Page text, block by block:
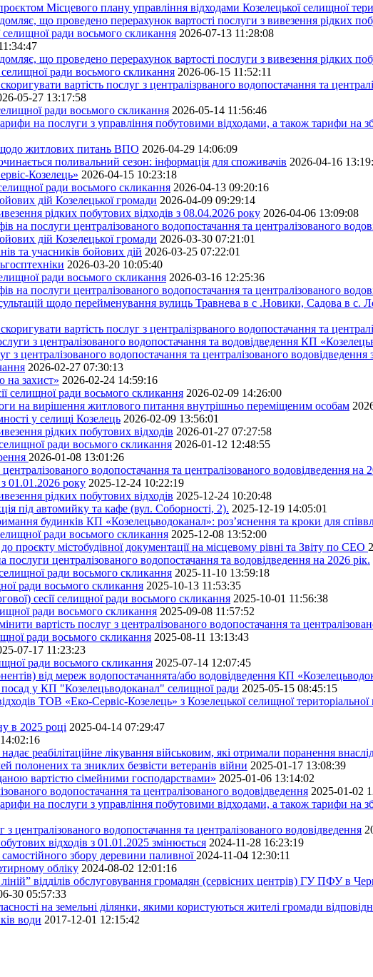
Місцевого плану управління відходами Козелецької селищної
що проведено перерахунок вартості послуги з вивезення рідких
селищної ради восьмого скликання 2026-07-13 11:28:08
що проведено перерахунок вартості послуги з вивезення рідких
селищної ради восьмого скликання 2026-06-15 11:52:11
вартість послуг з централізрваного водопостачання та
05-27 13:17:58
ради восьмого скликання 2026-05-14 11:56:46
на послуги з управління побутовими відходами, а також тарифи на
щодо житлових питань ВПО 2026-04-29 14:06:09
поливальний сезон: інформація для споживачів 2026-04-16
Козелець» 2026-04-15 10:23:18
ради восьмого скликання 2026-04-13 09:20:16
дій Козелецької громади 2026-04-09 09:29:14
рідких побутових відходів з 08.04.2026 року 2026-04-06 13:09:08
на послуги централізованого водопостачання та централізованого
дій Козелецької громади 2026-03-30 07:21:01
та учасників бойових дій 2026-03-25 07:22:01
2026-03-20 10:05:40
ради восьмого скликання 2026-03-16 12:25:36
на послуги централізованого водопостачання та централізованого
щодо перейменування вулиць Травнева в с .Новики, Садова в с.
вартість послуг з централізрваного водопостачання та
з централізованого водопостачання та водовідведення КП
з централізованого водопостачання та централізованого водовідведення
2026-02-27 07:30:13
захист» 2026-02-24 14:59:16
селищної ради восьмого скликання 2026-02-09 14:26:00
на вирішення житлового питання внутрішньо переміщеним особам
у селищі Козелець 2026-02-09 13:56:01
рідких побутових відходів 2026-01-27 07:27:58
ради восьмого скликання 2026-01-12 12:48:55
2026-01-08 13:01:26
водопостачання та централізованого водовідведення на
01.01.2026 року 2025-12-24 10:22:19
рідких побутових відходів 2025-12-24 10:20:48
під автомийку та кафе (вул. Соборності, 2). 2025-12-19 14:05:01
будинків КП «Козелецьводоканал»: роз’яснення та кроки для
ради восьмого скликання 2025-12-08 13:52:00
проєкту містобудівної документації на місцевому рівні та Звіту по СЕО
централізованого водопостачання та водовідведення на 2026 рік.
ради восьмого скликання 2025-11-10 13:59:18
ради восьмого скликання 2025-10-13 11:53:35
сесії селищної ради восьмого скликання 2025-10-01 11:56:38
ради восьмого скликання 2025-09-08 11:57:52
вартість послуг з централізованого водопостачання та
ради восьмого скликання 2025-08-11 13:13:43
07-17 11:23:23
ради восьмого скликання 2025-07-14 12:07:45
від мереж водопостачаннята/або водовідведення КП
у КП "Козелецьводоканал" селищної ради 2025-05-15 08:45:15
ТОВ «Еко-Сервіс-Козелець» з Козелецької селищної
в 2025 році 2025-04-14 07:29:47
реабілітаційне лікування військовим, які отримали поранення
полонених та зниклих безвісти ветеранів війни 2025-01-17 13:08:39
вартістю сімейними господарствами» 2025-01-06 13:14:02
водопостачання та централізованого водовідведення 2025-01-02
на послуги з управління побутовими відходами, а також тарифи на
централізованого водопостачання та централізованого водовідведення
відходів з 01.01.2025 змінюється 2024-11-28 16:23:19
самостійного збору деревини паливної 2024-11-04 12:30:11
обліку 2024-08-02 12:01:16
відділів обслуговування громадян (сервісних центрів) ГУ ПФУ в
30 05:57:33
на земельні ділянки, якими користуються жителі громади
води 2017-12-01 12:15:42